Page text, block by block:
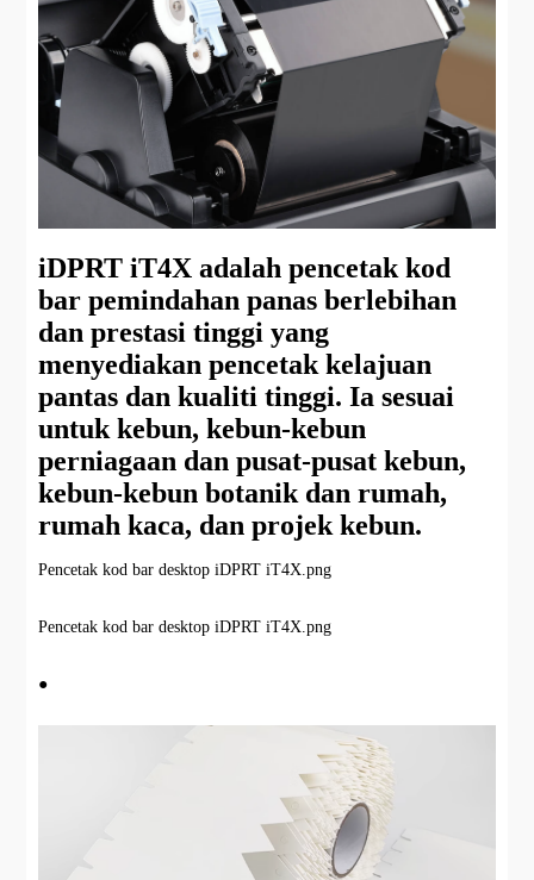
iDPRT iT4X adalah pencetak kod
bar pemindahan panas berlebihan
dan prestasi tinggi yang
menyediakan pencetak kelajuan
pantas dan kualiti tinggi. Ia sesuai
untuk kebun, kebun-kebun
perniagaan dan pusat-pusat kebun,
kebun-kebun botanik dan rumah,
rumah kaca, dan projek kebun.
Pencetak kod bar desktop iDPRT iT4X.png
Pencetak kod bar desktop iDPRT iT4X.png
●